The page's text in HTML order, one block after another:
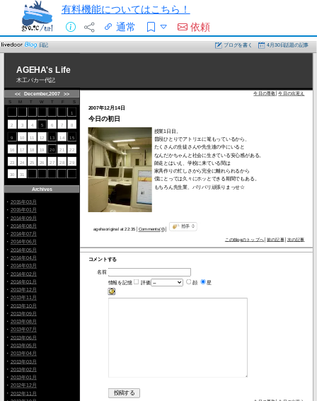
有料機能についてはこちら！
通常
依頼